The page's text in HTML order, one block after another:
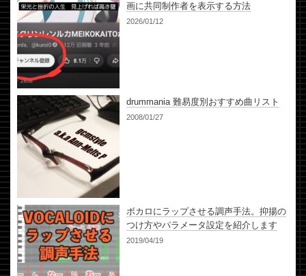
画に共同制作者を表示する方法
2026/01/12
drummania 難易度別おすすめ曲リスト
2008/01/27
ボカロにラップさせる調声手法。抑揚の
つけ方やパラメータ設定を紹介します
2019/04/19